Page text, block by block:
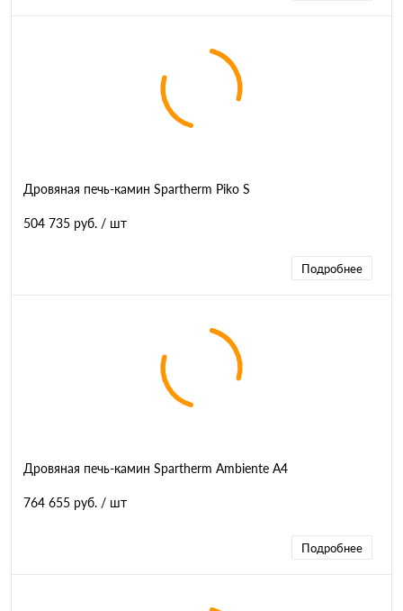
Дровяная печь-камин Spartherm Piko S
504 735 руб. / шт
Подробнее
Дровяная печь-камин Spartherm Ambiente A4
764 655 руб. / шт
Подробнее